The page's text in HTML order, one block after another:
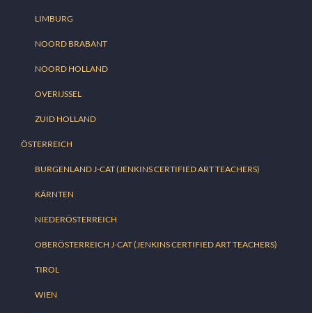
LIMBURG
NOORD BRABANT
NOORD HOLLAND
OVERIJSSEL
ZUID HOLLAND
ÖSTERREICH
BURGENLAND J-CAT (JENKINS CERTIFIED ART TEACHERS)
KÄRNTEN
NIEDERÖSTERREICH
OBERÖSTERREICH J-CAT (JENKINS CERTIFIED ART TEACHERS)
TIROL
WIEN